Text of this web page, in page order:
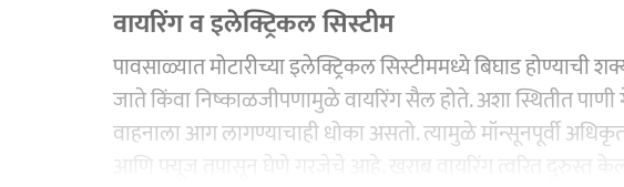
वायरिंग व इलेक्ट्रिकल सिस्टीम
पावसाळ्यात मोटारीच्या इलेक्ट्रिकल सिस्टीममध्ये बिघाड
जाते किंवा निष्काळजीपणामुळे वायरिंग सैल होते. अशा स्थितीत
वाहनाला आग लागण्याचाही धोका असतो. त्यामुळे मॉन्सूनपूर्वी
आणि फ्यूज तपासून घेणे गरजेचे आहे. खराब वायरिंग त्वरित दुरुस्त